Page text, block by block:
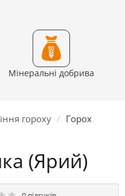
Мінеральні добрива
гороху
Горох
(Ярий)